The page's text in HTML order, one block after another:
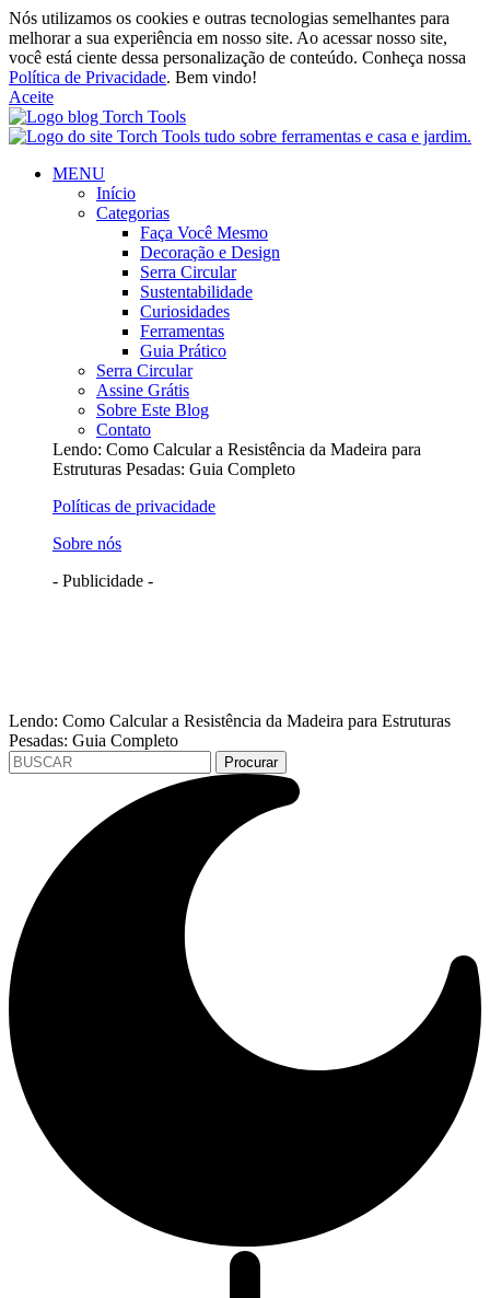
Nós utilizamos os cookies e outras tecnologias semelhantes para
melhorar a sua experiência em nosso site. Ao acessar nosso site,
você está ciente dessa personalização de conteúdo. Conheça nossa
Política de Privacidade. Bem vindo!
Aceite
MENU
Início
Categorias
Faça Você Mesmo
Decoração e Design
Serra Circular
Sustentabilidade
Curiosidades
Ferramentas
Guia Prático
Serra Circular
Assine Grátis
Sobre Este Blog
Contato
Lendo: Como Calcular a Resistência da Madeira para
Estruturas Pesadas: Guia Completo
Políticas de privacidade
Sobre nós
- Publicidade -
Lendo: Como Calcular a Resistência da Madeira para Estruturas
Pesadas: Guia Completo